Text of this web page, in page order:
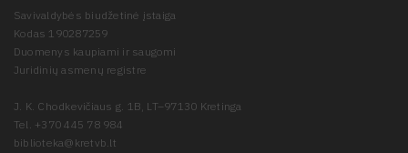
Savivaldybės biudžetinė įstaiga
Kodas 190287259
Duomenys kaupiami ir saugomi
Juridinių asmenų registre
J. K. Chodkevičiaus g. 1B, LT–97130 Kretinga
Tel. +370 445 78 984
biblioteka@kretvb.lt